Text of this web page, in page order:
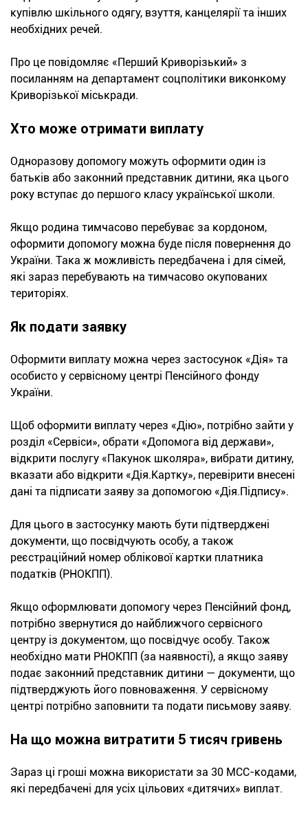
купівлю шкільного одягу, взуття, канцелярії та інших
необхідних речей.
Про це повідомляє «Перший Криворізький» з
посиланням на департамент соцполітики виконкому
Криворізької міськради.
Хто може отримати виплату
Одноразову допомогу можуть оформити один із
батьків або законний представник дитини, яка цього
року вступає до першого класу української школи.
Якщо родина тимчасово перебуває за кордоном,
оформити допомогу можна буде після повернення до
України. Така ж можливість передбачена і для сімей,
які зараз перебувають на тимчасово окупованих
територіях.
Як подати заявку
Оформити виплату можна через застосунок «Дія» та
особисто у сервісному центрі Пенсійного фонду
України.
Щоб оформити виплату через «Дію», потрібно зайти у
розділ «Сервіси», обрати «Допомога від держави»,
відкрити послугу «Пакунок школяра», вибрати дитину,
вказати або відкрити «Дія.Картку», перевірити внесені
дані та підписати заяву за допомогою «Дія.Підпису».
Для цього в застосунку мають бути підтверджені
документи, що посвідчують особу, а також
реєстраційний номер облікової картки платника
податків (РНОКПП).
Якщо оформлювати допомогу через Пенсійний фонд,
потрібно звернутися до найближчого сервісного
центру із документом, що посвідчує особу. Також
необхідно мати РНОКПП (за наявності), а якщо заяву
подає законний представник дитини — документи, що
підтверджують його повноваження. У сервісному
центрі потрібно заповнити та подати письмову заяву.
На що можна витратити 5 тисяч гривень
Зараз ці гроші можна використати за 30 МСС-кодами,
які передбачені для усіх цільових «дитячих» виплат.